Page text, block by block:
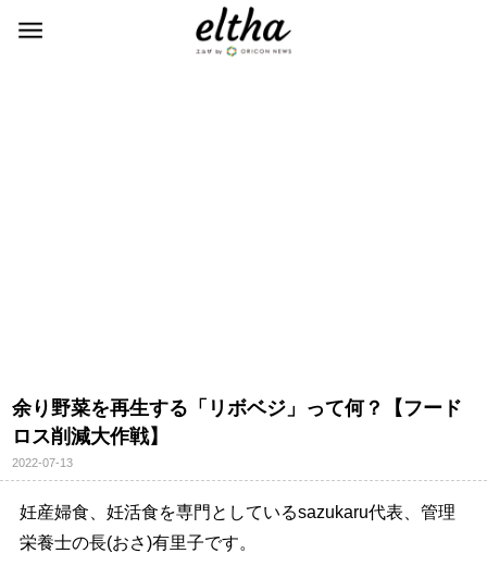
余り野菜を再生する「リボベジ」って何？【フード
ロス削減大作戦】
2022-07-13
妊産婦食、妊活食を専門としているsazukaru代表、管理
栄養士の長(おさ)有里子です。